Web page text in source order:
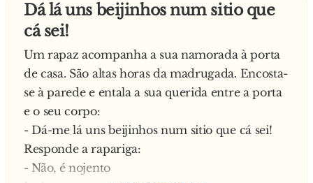
Dá lá uns beijinhos num sitio que
cá sei!
Um rapaz acompanha a sua namorada à porta
de casa. São altas horas da madrugada. Encosta-
se à parede e entala a sua querida entre a porta
e o seu corpo:
- Dá-me lá uns beijinhos num sitio que cá sei!
Responde a rapariga:
- Não, é nojento